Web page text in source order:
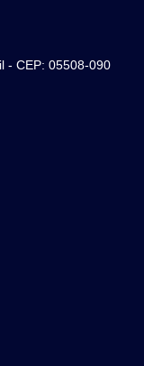
- CEP: 05508-090